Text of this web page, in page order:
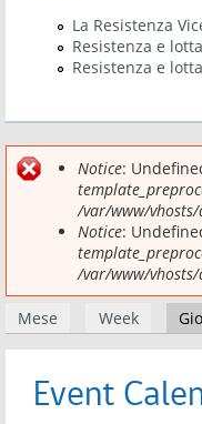
La Resistenza
Resistenza e
Resistenza e
Notice:
/var/www/
Notice:
/var/www/
Schede
Mese Week
Event
Before
01
01
02